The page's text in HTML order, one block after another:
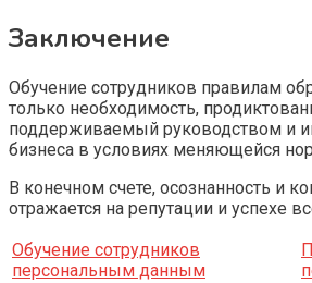
Заключение
Обучение сотрудников правилам
только необходимость,
поддерживаемый руководством и
бизнеса в условиях меняющейся
В конечном счете, осознанность и
отражается на репутации и успехе
Обучение сотрудников
персональным данным